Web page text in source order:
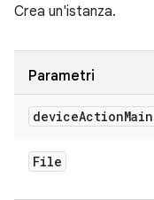
Crea un'istanza.
Parametri
deviceActionMain
File